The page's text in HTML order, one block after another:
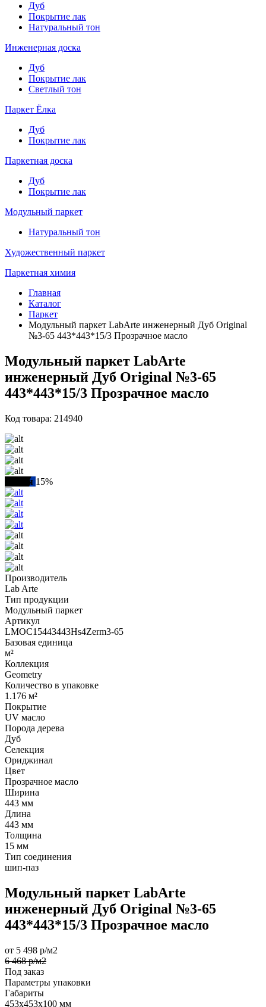
Дуб
Покрытие лак
Натуральный тон
Инженерная доска
Дуб
Покрытие лак
Светлый тон
Паркет Ёлка
Дуб
Покрытие лак
Паркетная доска
Дуб
Покрытие лак
Модульный паркет
Натуральный тон
Художественный паркет
Паркетная химия
Главная
Каталог
Паркет
Модульный паркет LabArte инженерный Дуб Original
№3-65 443*443*15/3 Прозрачное масло
Модульный паркет LabArte
инженерный Дуб Original №3-65
443*443*15/3 Прозрачное масло
Код товара: 214940
Акция 15%
Производитель
Lab Arte
Тип продукции
Модульный паркет
Артикул
LMOC15443443Hs4Zerm3-65
Базовая единица
м²
Коллекция
Geometry
Количество в упаковке
1.176 м²
Покрытие
UV масло
Порода дерева
Дуб
Селекция
Ориджинал
Цвет
Прозрачное масло
Ширина
443 мм
Длина
443 мм
Толщина
15 мм
Тип соединения
шип-паз
Модульный паркет LabArte
инженерный Дуб Original №3-65
443*443*15/3 Прозрачное масло
от 5 498 р/м2
6 468 р/м2
Под заказ
Параметры упаковки
Габариты
453х453х100 мм